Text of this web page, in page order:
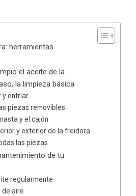
herramientas
el aceite de la
la limpieza básica
y enfriar
piezas removibles
y el cajón
y exterior de la freidora
las piezas
de tu
regularmente
de aire